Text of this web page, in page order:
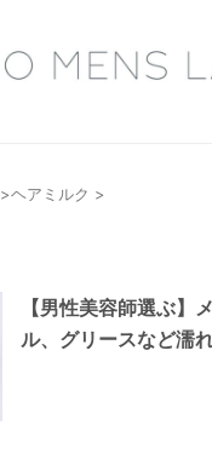
>ヘアミルク >
【男性美容師選ぶ】
ル、グリースなど濡